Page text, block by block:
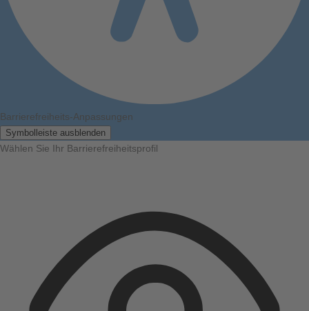
Barrierefreiheits-Anpassungen
Symbolleiste ausblenden
Wählen Sie Ihr Barrierefreiheitsprofil